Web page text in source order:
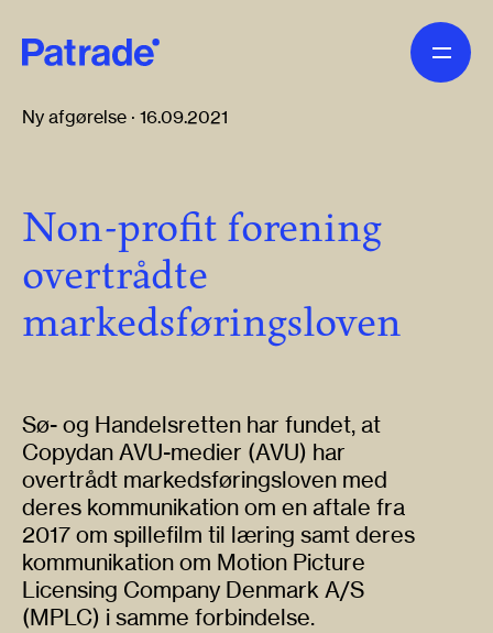
Ny afgørelse · 16.09.2021
Non-profit forening
overtrådte
markedsføringsloven
Sø- og Handelsretten har fundet, at
Copydan AVU-medier (AVU) har
overtrådt markedsføringsloven med
deres kommunikation om en aftale fra
2017 om spillefilm til læring samt deres
kommunikation om Motion Picture
Licensing Company Denmark A/S
(MPLC) i samme forbindelse.